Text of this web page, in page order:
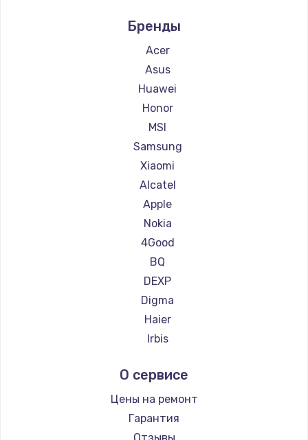
Ремонт планшетов Microsoft
Ремонт планшетов BlackView
Ремонт планшетов Amazon
Ремонт планшетов Aquarius
Ремонт планшетов Philips
Ремонт планшетов Dell
Ремонт планшетов HP
Ремонт планшетов Getac
Ремонт планшетов ZTE
Ремонт планшетов Google
Ремонт планшетов Navitel
Ремонт планшетов Teclast
Ремонт планшетов CHUWI
Бренды
Acer
Asus
Huawei
Honor
MSI
Samsung
Xiaomi
Alcatel
Apple
Nokia
4Good
BQ
DEXP
Digma
Haier
Irbis
Microsoft
BlackView
Amazon
Aquarius
О сервисе
Цены на ремонт
Гарантия
Отзывы